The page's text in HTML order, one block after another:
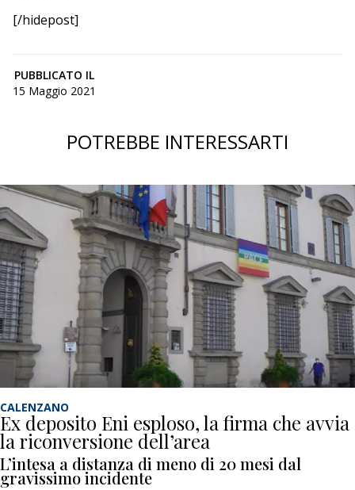
[/hidepost]
PUBBLICATO IL
15 Maggio 2021
POTREBBE INTERESSARTI
CALENZANO
Ex deposito Eni esploso, la firma che avvia
la riconversione dell’area
L’intesa a distanza di meno di 20 mesi dal
gravissimo incidente